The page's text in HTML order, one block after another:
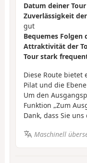
Datum deiner Tour
Zuverlässigkeit
gut
Bequemes Folgen
Attraktivität der
Tour stark
Diese Route bietet
Pilat und die
Um den
Funktion „Zum
Dank, dass Sie
Maschinell